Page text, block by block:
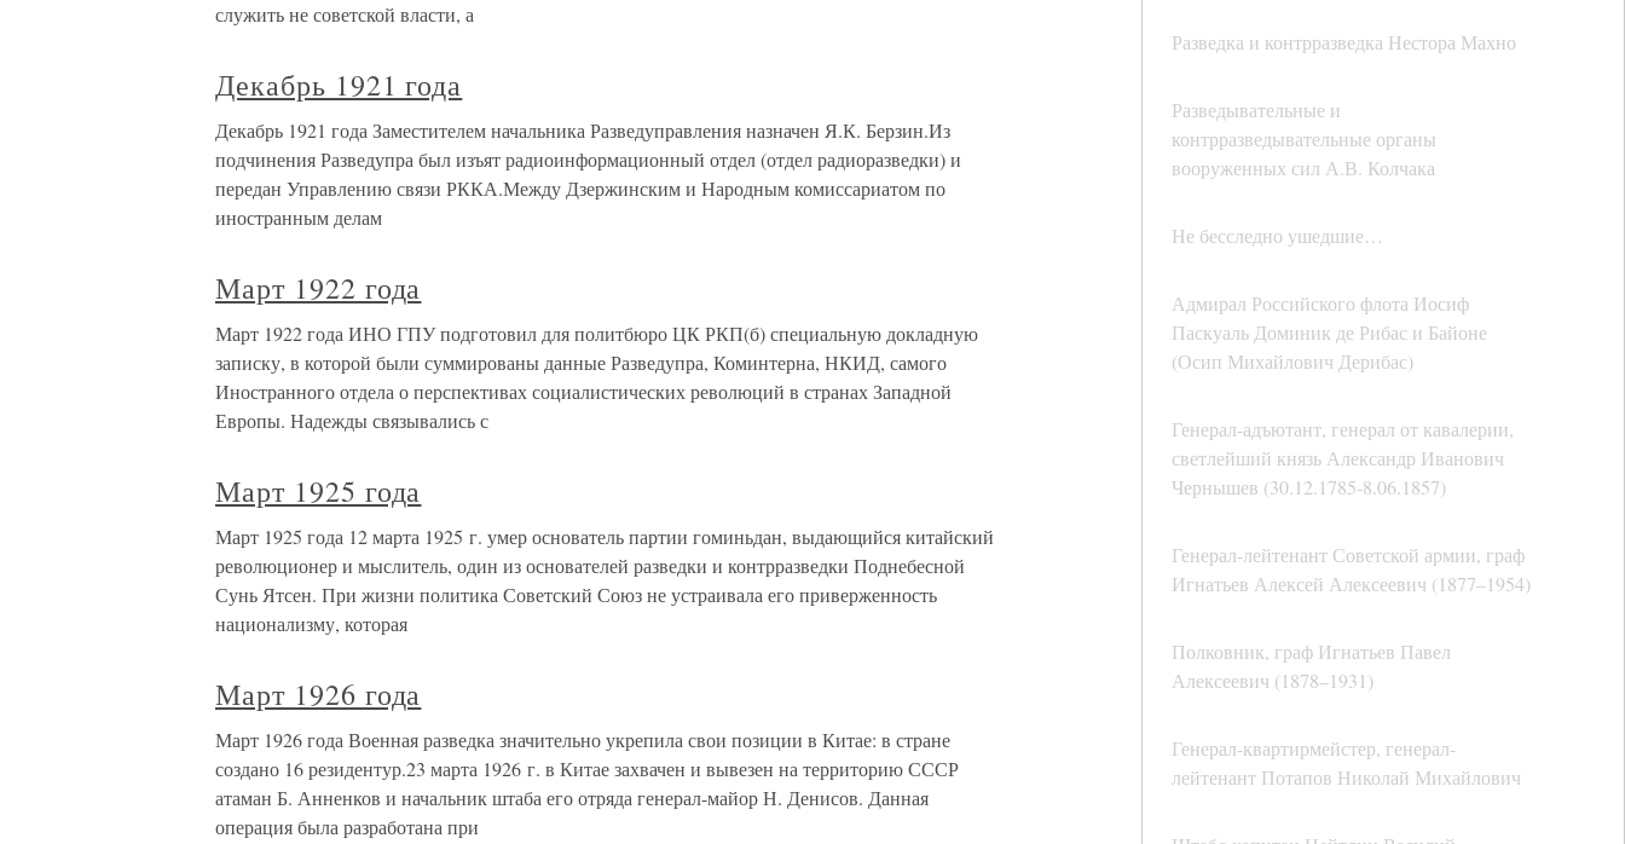
Разведка и контрразведка Нестора Махно
Разведывательные и
контрразведывательные органы
вооруженных сил А.В. Колчака
Не бесследно ушедшие…
Адмирал Российского флота Иосиф
Паскуаль Доминик де Рибас и Байоне
(Осип Михайлович Дерибас)
Генерал-адъютант, генерал от кавалерии,
светлейший князь Александр Иванович
Чернышев (30.12.1785-8.06.1857)
Генерал-лейтенант Советской армии, граф
Игнатьев Алексей Алексеевич (1877–1954)
Полковник, граф Игнатьев Павел
Алексеевич (1878–1931)
Генерал-квартирмейстер, генерал-
лейтенант Потапов Николай Михайлович
служить не советской власти, а
Декабрь 1921 года
Декабрь 1921 года Заместителем начальника Разведуправления назначен Я.К. Берзин.Из
подчинения Разведупра был изъят радиоинформационный отдел (отдел радиоразведки) и
передан Управлению связи РККА.Между Дзержинским и Народным комиссариатом по
иностранным делам
Март 1922 года
Март 1922 года ИНО ГПУ подготовил для политбюро ЦК РКП(б) специальную докладную
записку, в которой были суммированы данные Разведупра, Коминтерна, НКИД, самого
Иностранного отдела о перспективах социалистических революций в странах Западной
Европы. Надежды связывались с
Март 1925 года
Март 1925 года 12 марта 1925 г. умер основатель партии гоминьдан, выдающийся китайский
революционер и мыслитель, один из основателей разведки и контрразведки Поднебесной
Сунь Ятсен. При жизни политика Советский Союз не устраивала его приверженность
национализму, которая
Март 1926 года
Март 1926 года Военная разведка значительно укрепила свои позиции в Китае: в стране
создано 16 резидентур.23 марта 1926 г. в Китае захвачен и вывезен на территорию СССР
атаман Б. Анненков и начальник штаба его отряда генерал-майор Н. Денисов. Данная
операция была разработана при